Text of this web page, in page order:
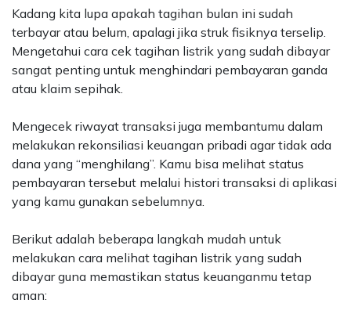
Kadang kita lupa apakah tagihan bulan ini sudah
terbayar atau belum, apalagi jika struk fisiknya terselip.
Mengetahui cara cek tagihan listrik yang sudah dibayar
sangat penting untuk menghindari pembayaran ganda
atau klaim sepihak.
Mengecek riwayat transaksi juga membantumu dalam
melakukan rekonsiliasi keuangan pribadi agar tidak ada
dana yang “menghilang”. Kamu bisa melihat status
pembayaran tersebut melalui histori transaksi di aplikasi
yang kamu gunakan sebelumnya.
Berikut adalah beberapa langkah mudah untuk
melakukan cara melihat tagihan listrik yang sudah
dibayar guna memastikan status keuanganmu tetap
aman: